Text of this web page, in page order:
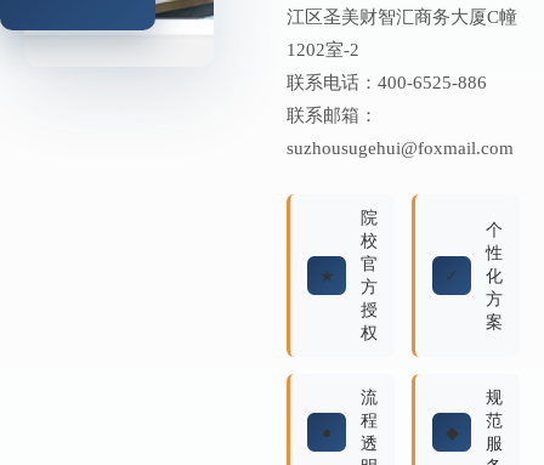
江区圣美财智汇商务大厦C幢
1202室-2
联系电话：400-6525-886
联系邮箱：
suzhousugehui@foxmail.com
★
院
校
官
方
授
权
✓
个
性
化
方
案
●
流
程
透
◆
规
范
服